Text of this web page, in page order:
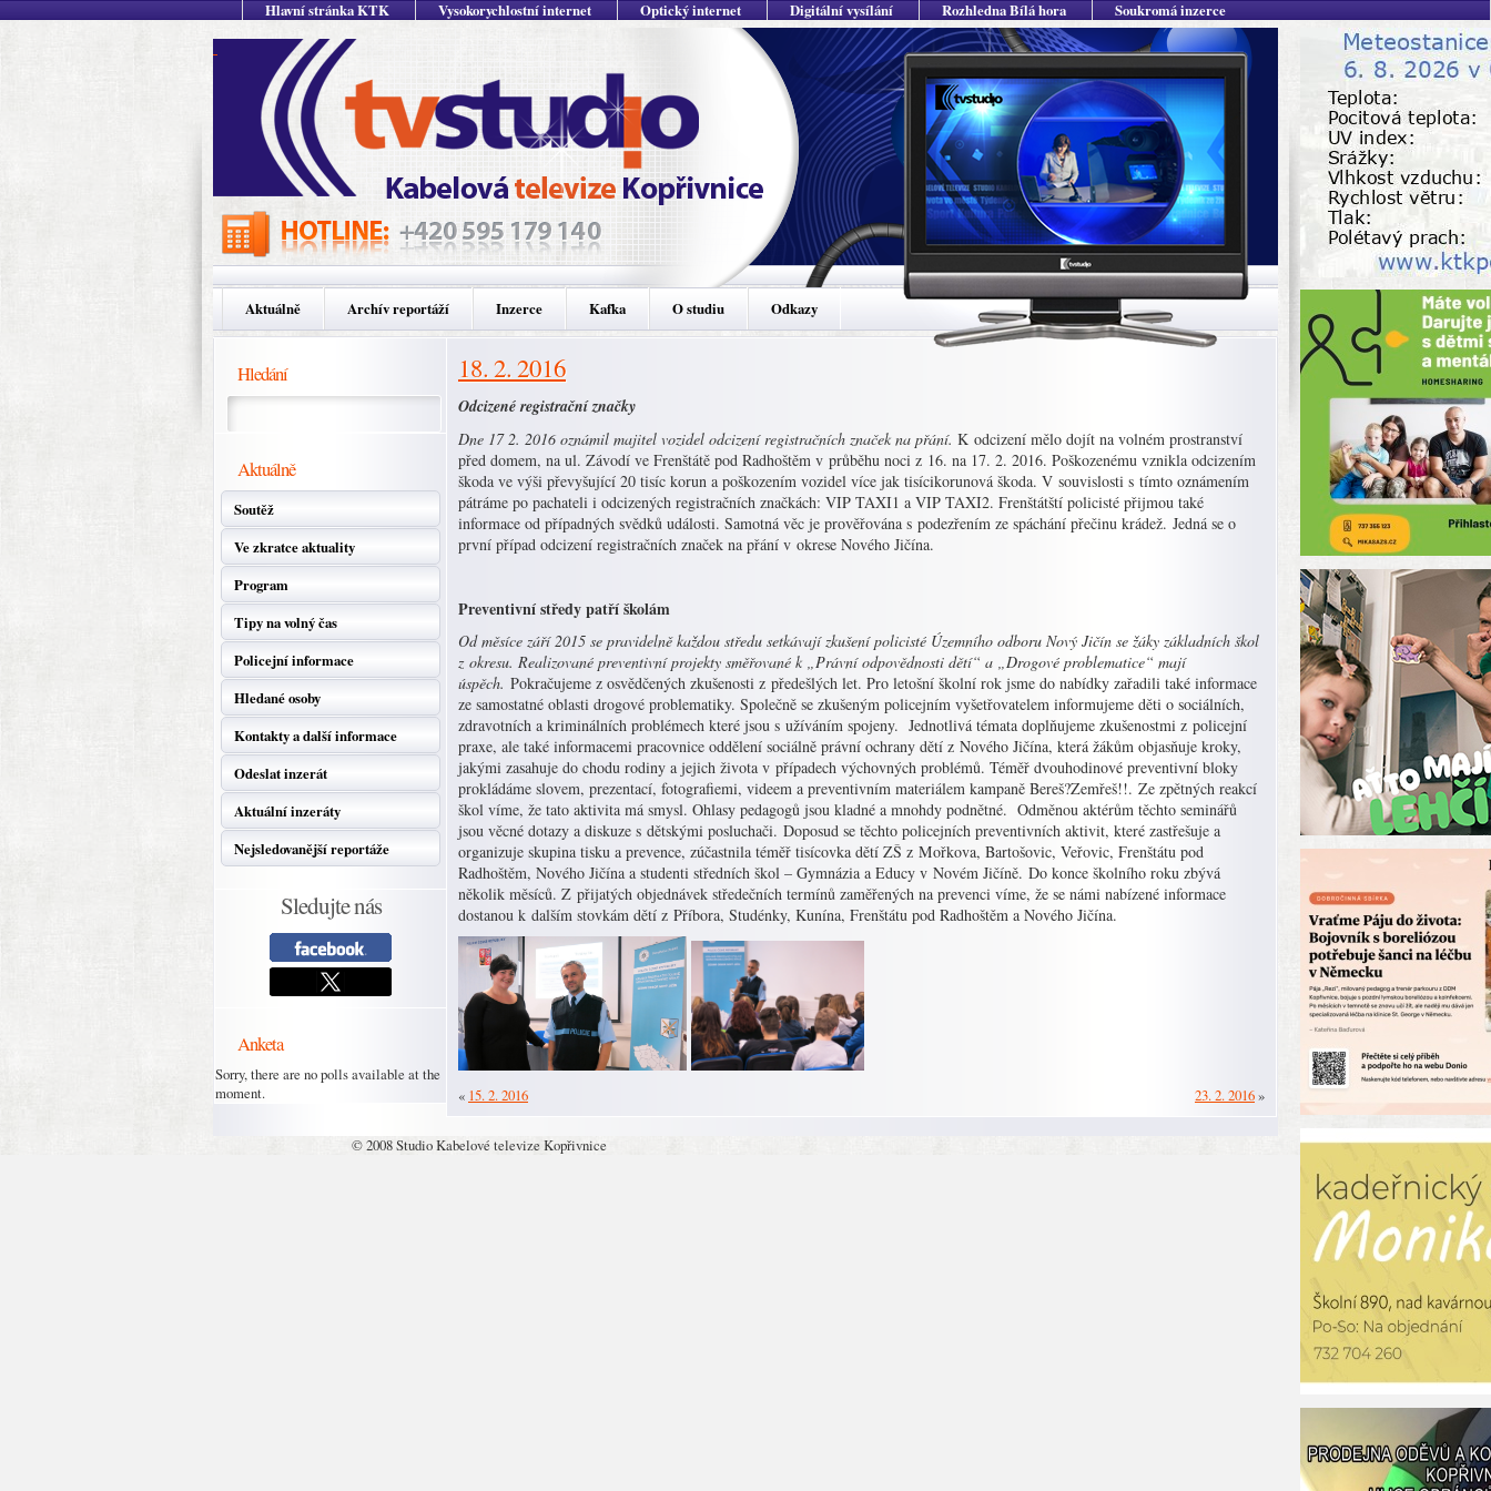
Hlavní stránka KTK Vysokorychlostní internet Optický internet Digitální vysílání Rozhledna Bílá hora Soukromá inzerce
Aktuálně Archív reportáží Inzerce Kafka O studiu Odkazy
Hledání
Aktuálně
Soutěž
Ve zkratce aktuality
Program
Tipy na volný čas
Policejní informace
Hledané osoby
Kontakty a další informace
Odeslat inzerát
Aktuální inzeráty
Nejsledovanější reportáže
Sledujte nás
Anketa
Sorry, there are no polls available at the
moment.
18. 2. 2016
Odcizené registrační značky
Dne 17 2. 2016 oznámil majitel vozidel odcizení registračních značek na přání. K odcizení mělo dojít na volném prostranství
před domem, na ul. Závodí ve Frenštátě pod Radhoštěm v průběhu noci z 16. na 17. 2. 2016. Poškozenému vznikla odcizením
škoda ve výši převyšující 20 tisíc korun a poškozením vozidel více jak tisícikorunová škoda. V souvislosti s tímto oznámením
pátráme po pachateli i odcizených registračních značkách: VIP TAXI1 a VIP TAXI2. Frenštátští policisté přijmou také
informace od případných svědků události. Samotná věc je prověřována s podezřením ze spáchání přečinu krádež. Jedná se o
první případ odcizení registračních značek na přání v okrese Nového Jičína.
Preventivní středy patří školám
Od měsíce září 2015 se pravidelně každou středu setkávají zkušení policisté Územního odboru Nový Jičín se žáky základních škol
z okresu. Realizované preventivní projekty směřované k „Právní odpovědnosti dětí“ a „Drogové problematice“ mají
úspěch. Pokračujeme z osvědčených zkušenosti z předešlých let. Pro letošní školní rok jsme do nabídky zařadili také informace
ze samostatné oblasti drogové problematiky. Společně se zkušeným policejním vyšetřovatelem informujeme děti o sociálních,
zdravotních a kriminálních problémech které jsou s užíváním spojeny. Jednotlivá témata doplňujeme zkušenostmi z policejní
praxe, ale také informacemi pracovnice oddělení sociálně právní ochrany dětí z Nového Jičína, která žákům objasňuje kroky,
jakými zasahuje do chodu rodiny a jejich života v případech výchovných problémů. Téměř dvouhodinové preventivní bloky
prokládáme slovem, prezentací, fotografiemi, videem a preventivním materiálem kampaně Bereš?Zemřeš!!. Ze zpětných reakcí
škol víme, že tato aktivita má smysl. Ohlasy pedagogů jsou kladné a mnohdy podnětné. Odměnou aktérům těchto seminářů
jsou věcné dotazy a diskuze s dětskými posluchači. Doposud se těchto policejních preventivních aktivit, které zastřešuje a
organizuje skupina tisku a prevence, zúčastnila téměř tisícovka dětí ZŠ z Mořkova, Bartošovic, Veřovic, Frenštátu pod
Radhoštěm, Nového Jičína a studenti středních škol – Gymnázia a Educy v Novém Jičíně. Do konce školního roku zbývá
několik měsíců. Z přijatých objednávek středečních termínů zaměřených na prevenci víme, že se námi nabízené informace
dostanou k dalším stovkám dětí z Příbora, Studénky, Kunína, Frenštátu pod Radhoštěm a Nového Jičína.
« 15. 2. 2016 23. 2. 2016»
© 2008 Studio Kabelové televize Kopřivnice